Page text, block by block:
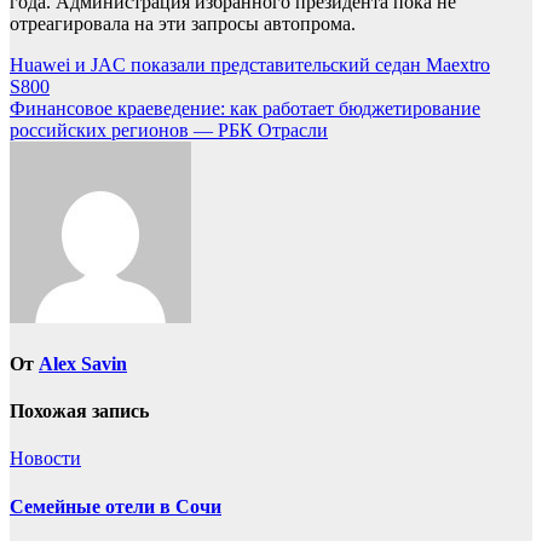
отреагировала на эти запросы автопрома.
Навигация
по
записям
Huawei и JAC показали представительский седан Maextro
S800
Финансовое краеведение: как работает бюджетирование
российских регионов — РБК Отрасли
От Alex Savin
Похожая запись
Новости
Семейные отели в Сочи